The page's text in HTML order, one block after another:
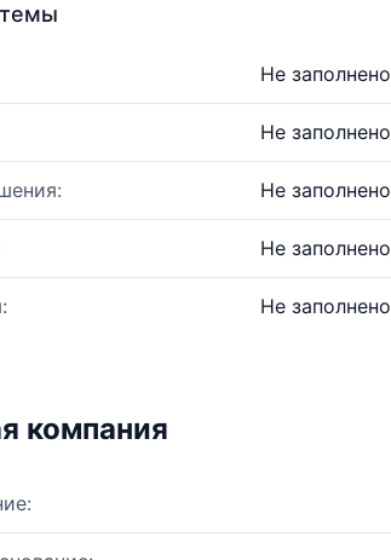
Не заполнено
Не заполнено
Не заполнено
Не заполнено
Не заполнено
компания